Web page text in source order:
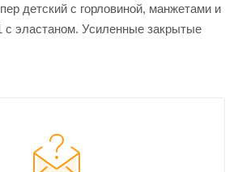
детский с горловиной, манжетами и
с эластаном. Усиленные закрытые